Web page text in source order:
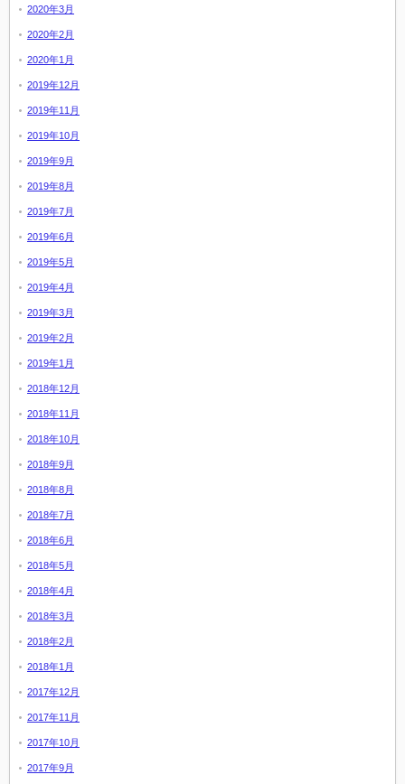
2020年3月
2020年2月
2020年1月
2019年12月
2019年11月
2019年10月
2019年9月
2019年8月
2019年7月
2019年6月
2019年5月
2019年4月
2019年3月
2019年2月
2019年1月
2018年12月
2018年11月
2018年10月
2018年9月
2018年8月
2018年7月
2018年6月
2018年5月
2018年4月
2018年3月
2018年2月
2018年1月
2017年12月
2017年11月
2017年10月
2017年9月